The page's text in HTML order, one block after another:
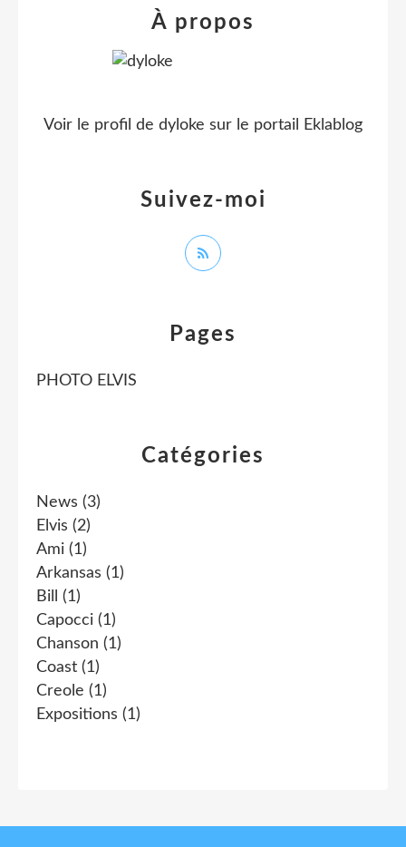
Catégories
News (3)
Elvis (2)
Ami (1)
Arkansas (1)
Bill
(1)
Capocci (1)
Chanson (1)
Coast (1)
Creole (1)
Expositions (1)
Pages
PHOTO ELVIS
Suivez-moi
À propos
Voir le profil de dyloke sur le portail Eklablog